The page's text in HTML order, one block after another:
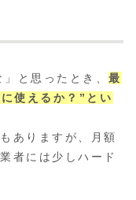
」と思ったとき、最
使えるか？”とい
ありますが、月額
者には少しハード